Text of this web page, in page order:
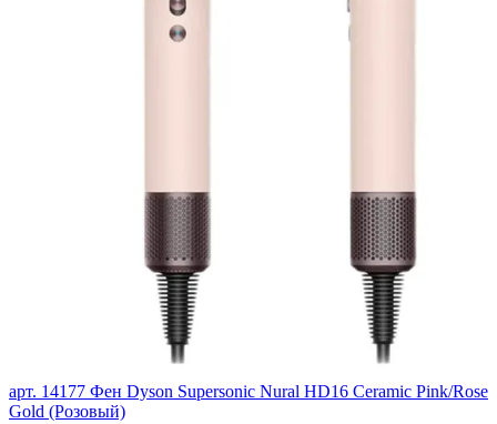
арт. 14177 Фен Dyson Supersonic Nural HD16 Ceramic Pink/Rose
Gold (Розовый)